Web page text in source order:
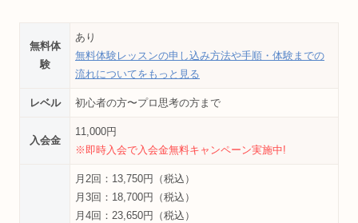
無料体
験
あり
無料体験レッスンの申し込み方法や手順・体験までの
流れについてをもっと見る
レベル 初心者の方〜プロ思考の方まで
入会金
11,000円
※即時入会で入会金無料キャンペーン実施中!
月2回：13,750円（税込）
月3回：18,700円（税込）
月4回：23,650円（税込）